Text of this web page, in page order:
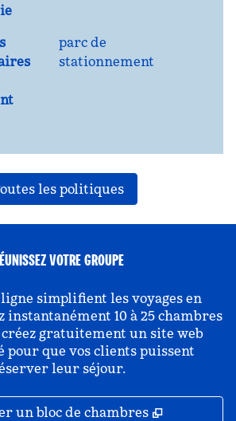
parc de
stationnement
les politiques
VOTRE GROUPE
simplifient les voyages en
instantanément 10 à 25 chambres
gratuitement un site web
pour que vos clients puissent
leur séjour.
un bloc de chambres ,